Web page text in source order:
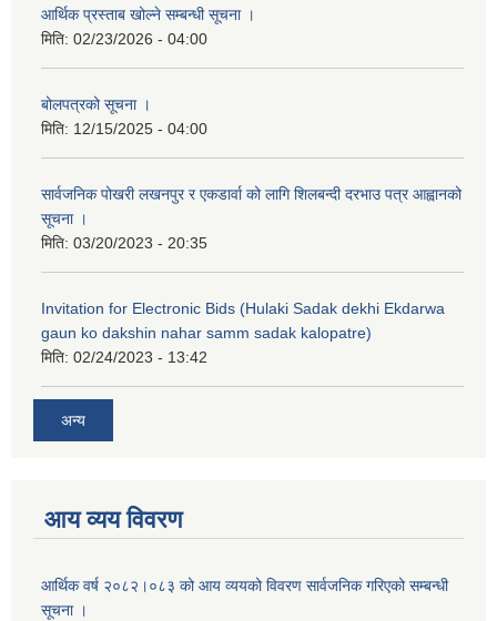
आर्थिक प्रस्ताब खोल्ने सम्बन्धी सूचना ।
मिति: 02/23/2026 - 04:00
बोलपत्रको सूचना ।
मिति: 12/15/2025 - 04:00
सार्वजनिक पोखरी लखनपुर र एकडार्वा को लागि शिलबन्दी दरभाउ पत्र आह्वानको
सूचना ।
मिति: 03/20/2023 - 20:35
Invitation for Electronic Bids (Hulaki Sadak dekhi Ekdarwa
gaun ko dakshin nahar samm sadak kalopatre)
मिति: 02/24/2023 - 13:42
अन्य
आय व्यय विवरण
आर्थिक वर्ष २०८२।०८३ को आय व्ययको विवरण सार्वजनिक गरिएको सम्बन्धी
सूचना ।